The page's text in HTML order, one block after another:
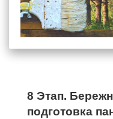
8 Этап.
подготовка